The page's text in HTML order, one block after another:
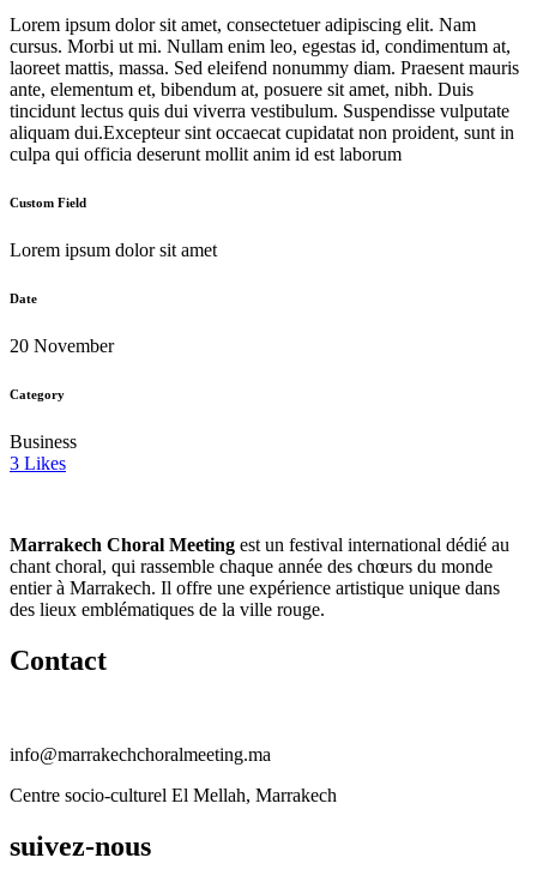
Lorem ipsum dolor sit amet, consectetuer adipiscing elit. Nam
cursus. Morbi ut mi. Nullam enim leo, egestas id, condimentum at,
laoreet mattis, massa. Sed eleifend nonummy diam. Praesent mauris
ante, elementum et, bibendum at, posuere sit amet, nibh. Duis
tincidunt lectus quis dui viverra vestibulum. Suspendisse vulputate
aliquam dui.Excepteur sint occaecat cupidatat non proident, sunt in
culpa qui officia deserunt mollit anim id est laborum
Custom Field
Lorem ipsum dolor sit amet
Date
20 November
Category
Business
3 Likes
Marrakech Choral Meeting est un festival international dédié au
chant choral, qui rassemble chaque année des chœurs du monde
entier à Marrakech. Il offre une expérience artistique unique dans
des lieux emblématiques de la ville rouge.
Contact
info@marrakechchoralmeeting.ma
Centre socio-culturel El Mellah, Marrakech
suivez-nous